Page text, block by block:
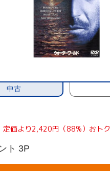
中古
定価より2,420円（88%）おトク
ト 3P